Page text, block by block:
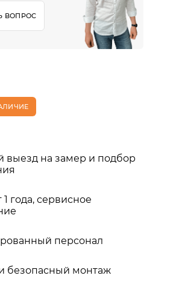
ВОПРОС
выезд на замер и подбор
1 года, сервисное
персонал
безопасный монтаж